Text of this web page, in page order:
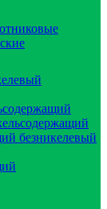
безникелевый